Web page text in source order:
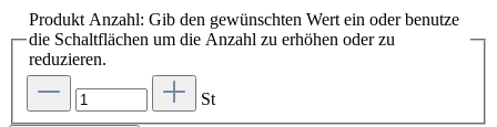
Produkt Anzahl: Gib den gewünschten Wert ein oder benutze
die Schaltflächen um die Anzahl zu erhöhen oder zu
reduzieren.
St